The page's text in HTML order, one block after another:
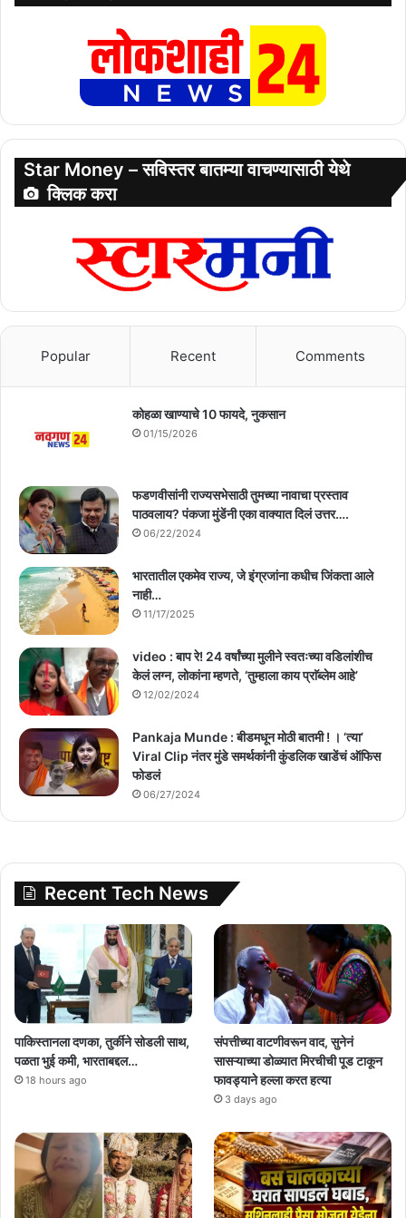
Star Money – सविस्तर बातम्या वाचण्यासाठी येथे
क्लिक करा
Popular Recent Comments
कोहळा खाण्याचे 10 फायदे, नुकसान
01/15/2026
फडणवीसांनी राज्यसभेसाठी तुमच्या नावाचा प्रस्ताव
पाठवलाय? पंकजा मुंडेंनी एका वाक्यात दिलं उत्तर….
06/22/2024
भारतातील एकमेव राज्य, जे इंग्रजांना कधीच जिंकता आले
नाही…
11/17/2025
video : बाप रे! 24 वर्षांच्या मुलीने स्वतःच्या वडिलांशीच
केलं लग्न, लोकांना म्हणते, ‘तुम्हाला काय प्राॅब्लेम आहे’
12/02/2024
Pankaja Munde : बीडमधून मोठी बातमी ! । ‘त्या’
Viral Clip नंतर मुंडे समर्थकांनी कुंडलिक खाडेंचं ऑफिस
फोडलं
06/27/2024
Recent Tech News
पाकिस्तानला दणका, तुर्कीने सोडली साथ,
पळता भुई कमी, भारताबद्दल…
18 hours ago
संपत्तीच्या वाटणीवरून वाद, सुनेनं
सासऱ्याच्या डोळ्यात मिरचीची पूड टाकून
फावड्याने हल्ला करत हत्या
3 days ago